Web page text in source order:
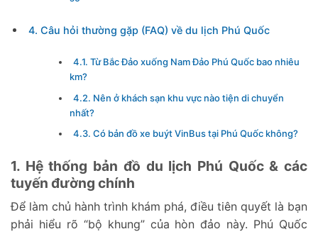
4. Câu hỏi thường gặp (FAQ) về du lịch Phú Quốc
4.1. Từ Bắc Đảo xuống Nam Đảo Phú Quốc bao nhiêu
km?
4.2. Nên ở khách sạn khu vực nào tiện di chuyển
nhất?
4.3. Có bản đồ xe buýt VinBus tại Phú Quốc không?
1. Hệ thống bản đồ du lịch Phú Quốc & các
tuyến đường chính
Để làm chủ hành trình khám phá, điều tiên quyết là bạn
phải hiểu rõ “bộ khung” của hòn đảo này. Phú Quốc